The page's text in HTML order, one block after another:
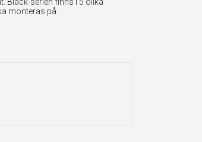
monteras på.